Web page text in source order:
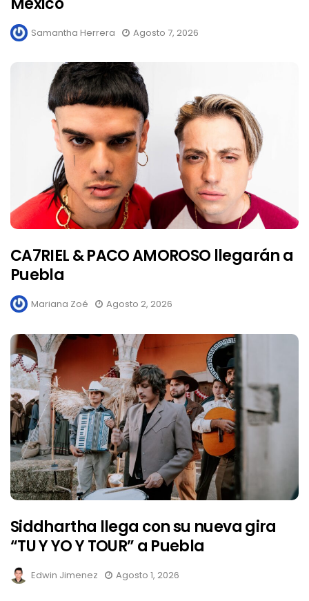
Samantha Herrera Agosto 7, 2026
CA7RIEL & PACO AMOROSO llegarán a
Puebla
Mariana Zoé Agosto 2, 2026
Siddhartha llega con su nueva gira
“TU Y YO Y TOUR” a Puebla
Edwin Jimenez Agosto 1, 2026